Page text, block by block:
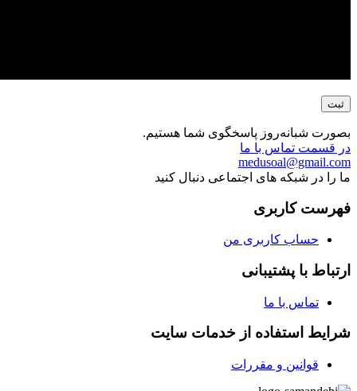
بصورت شبانه‌روز پاسخگوی شما هستیم.
در قسمت تماس با ما
medusoal@gmail.com
ما را در شبکه های اجتماعی دنبال کنید
فهرست کاربری
حساب کاربری من
ارتباط با پشتیبانی
تماس با ما
شرایط استفاده از خدمات سایت
قوانین و مقررات